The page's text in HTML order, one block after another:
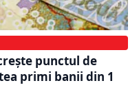
punctul de
primi banii din 1